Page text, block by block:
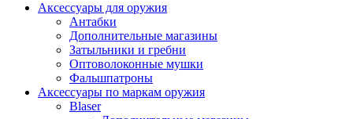
Аксессуары для оружия
Антабки
Дополнительные магазины
Затыльники и гребни
Оптоволоконные мушки
Фальшпатроны
Аксессуары по маркам оружия
Blaser